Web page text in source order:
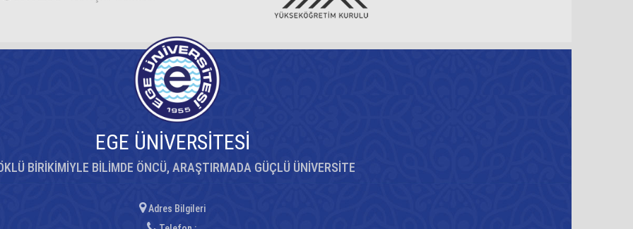
EGE ÜNİVERSİTESİ
BİRİKİMİYLE BİLİMDE ÖNCÜ, ARAŞTIRMADA GÜÇLÜ ÜNİVERSİTE
Adres Bilgileri